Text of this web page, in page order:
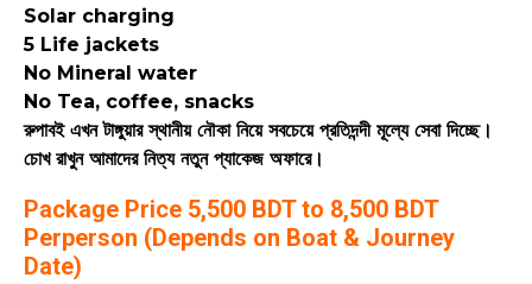
Solar charging
5 Life jackets
No Mineral water
No Tea, coffee, snacks
রুপাবই এখন টাঙ্গুয়ার স্থানীয় নৌকা নিয়ে সবচেয়ে প্রতিদন্দী মূল্যে সেবা দিচ্ছে।
চোখ রাখুন আমাদের নিত্য নতুন প্যাকেজ অফারে।
Package Price 5,500 BDT to 8,500 BDT
Perperson (Depends on Boat & Journey
Date)